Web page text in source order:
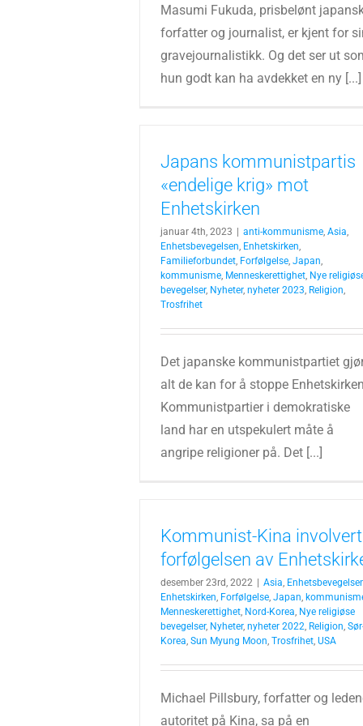
Masumi Fukuda, prisbelønt
forfatter og journalist, er kjent for
gravejournalistikk. Og det ser ut
hun godt kan ha avdekket en ny [...]
Japans kommunistpartis
«endelige krig» mot
Enhetskirken
januar 4th, 2023 anti-kommunisme, Asia,
Enhetsbevegelsen, Enhetskirken,
Familieforbundet, Forfølgelse, Japan,
kommunisme, Menneskerettighet, Nye
bevegelser, Nyheter, nyheter 2023, Religion,
Trosfrihet
Det japanske kommunistpartiet
alt de kan for å stoppe Enhetskirken
Kommunistpartier i demokratiske
land har en utspekulert måte å
angripe religioner på. Det [...]
Kommunist-Kina
forfølgelsen av
desember 23rd, 2022 Asia,
Enhetskirken, Forfølgelse, Japan,
Menneskerettighet, Nord-Korea, Nye religiøse
bevegelser, Nyheter, nyheter 2022, Religion,
Korea, Sun Myung Moon, Trosfrihet, USA
Michael Pillsbury, forfatter og
autoritet på Kina, sa på en